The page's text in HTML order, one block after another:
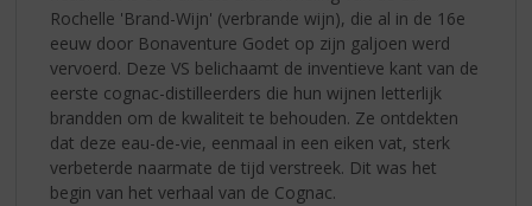
Rochelle 'Brand-Wijn' (verbrande wijn), die al in de 16e
eeuw door Bonaventure Godet op zijn galjoen werd
vervoerd. Deze VS belichaamt de inventieve kant van de
eerste cognac-distilleerders die hun wijnen letterlijk
brandden om de kwaliteit te behouden. Ze ontdekten
dat deze eau-de-vie, eenmaal in een eiken vat, sterk
verbeterde naarmate de tijd verstreek. Dit was het
begin van het verhaal van de Cognac.